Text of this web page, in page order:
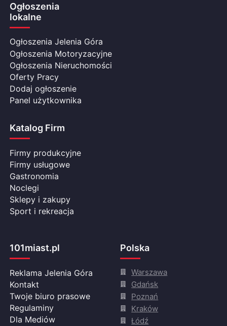
Ogłoszenia
lokalne
Ogłoszenia Jelenia Góra
Ogłoszenia Motoryzacyjne
Ogłoszenia Nieruchomości
Oferty Pracy
Dodaj ogłoszenie
Panel użytkownika
Katalog Firm
Firmy produkcyjne
Firmy usługowe
Gastronomia
Noclegi
Sklepy i zakupy
Sport i rekreacja
101miast.pl
Reklama Jelenia Góra
Kontakt
Twoje biuro prasowe
Regulaminy
Dla Mediów
Polska
Warszawa
Gdańsk
Poznań
Kraków
Łódź